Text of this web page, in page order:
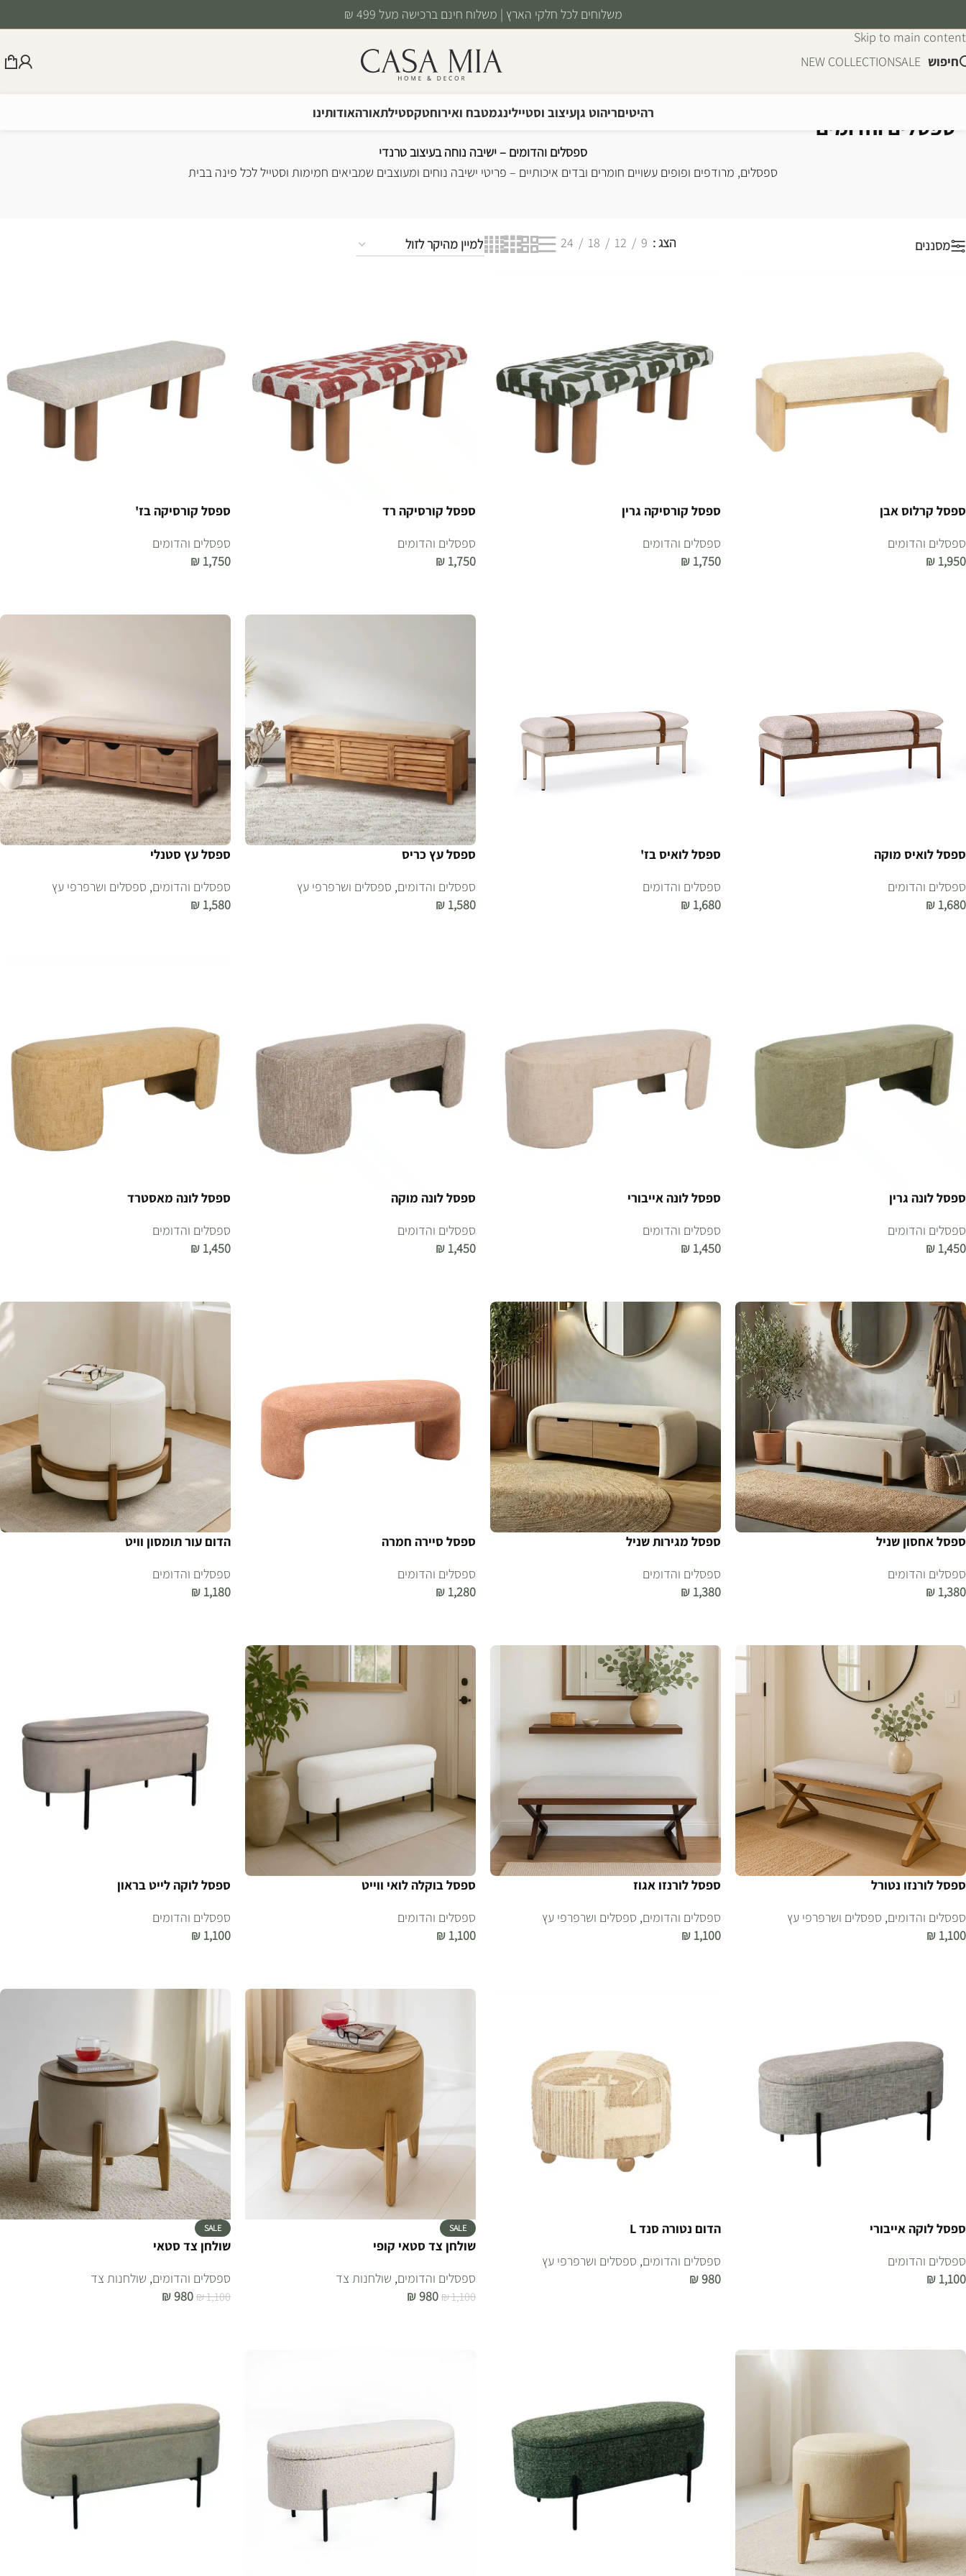
Skip to main content
משלוחים לכל חלקי הארץ | משלוח חינם ברכישה מעל 499 ₪
חיפוש SALE
NEW COLLECTION
רהיטיםריהוט גןעיצוב וסטיילינגמטבח ואירוחטקסטילתאורהאודותינו
ספסלים והדומים
ספסלים והדומים
ספסלים והדומים – ישיבה נוחה בעיצוב טרנדי
ספסלים, מרודפים ופופים עשויים חומרים ובדים איכותיים – פריטי ישיבה נוחים ומעוצבים שמביאים חמימות וסטייל לכל פינה בבית
מסננים הצג 9
12
18
24
ספסל קרלוס אבן
ספסלים והדומים
₪ 1,950
ספסל קורסיקה גרין
ספסלים והדומים
₪ 1,750
ספסל קורסיקה רד
ספסלים והדומים
₪ 1,750
ספסל קורסיקה בז'
ספסלים והדומים
₪ 1,750
ספסל לואיס מוקה
ספסלים והדומים
₪ 1,680
ספסל לואיס בז'
ספסלים והדומים
₪ 1,680
ספסל עץ כריס
ספסלים והדומים, ספסלים ושרפרפי עץ
₪ 1,580
ספסל עץ סטנלי
ספסלים והדומים, ספסלים ושרפרפי עץ
₪ 1,580
ספסל לונה גרין
ספסלים והדומים
₪ 1,450
ספסל לונה אייבורי
ספסלים והדומים
₪ 1,450
ספסל לונה מוקה
ספסלים והדומים
₪ 1,450
ספסל לונה מאסטרד
ספסלים והדומים
₪ 1,450
ספסל אחסון שניל
ספסלים והדומים
₪ 1,380
ספסל מגירות שניל
ספסלים והדומים
₪ 1,380
ספסל סיירה חמרה
ספסלים והדומים
₪ 1,280
הדום עור תומסון וויט
ספסלים והדומים
₪ 1,180
ספסל לורנזו נטורל
ספסלים והדומים, ספסלים ושרפרפי עץ
₪ 1,100
ספסל לורנזו אגוז
ספסלים והדומים, ספסלים ושרפרפי עץ
₪ 1,100
ספסל בוקלה לואי ווייט
ספסלים והדומים
₪ 1,100
ספסל לוקה לייט בראון
ספסלים והדומים
₪ 1,100
ספסל לוקה אייבורי
ספסלים והדומים
₪ 1,100
הדום נטורה סנד L
ספסלים והדומים, ספסלים ושרפרפי עץ
₪980
SALE
שולחן צד סטאי קופי
ספסלים והדומים, שולחנות צד
₪1,100
₪980
SALE
שולחן צד סטאי
ספסלים והדומים, שולחנות צד
₪1,100
₪980